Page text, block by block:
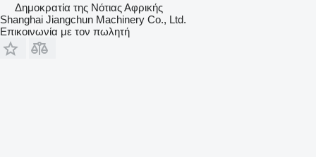
Δημοκρατία της Νότιας Αφρικής
Shanghai Jiangchun Machinery Co., Ltd.
Επικοινωνία με τον πωλητή